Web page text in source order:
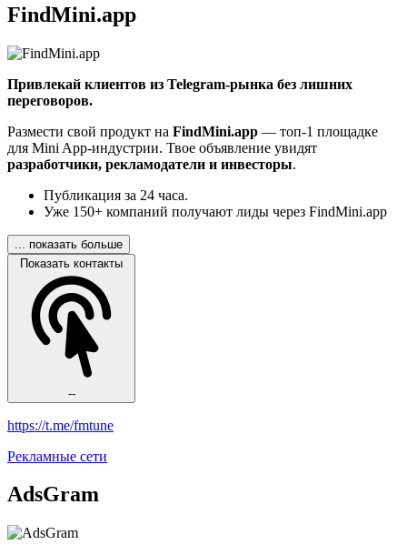
FindMini.app
Привлекай клиентов из Telegram-рынка без лишних
переговоров.
Размести свой продукт на FindMini.app — топ-1 площадке
для Mini App-индустрии. Твое объявление увидят
разработчики, рекламодатели и инвесторы.
Публикация за 24 часа.
Уже 150+ компаний получают лиды через FindMini.app
... показать больше
Показать контакты
--
https://t.me/fmtune
Рекламные сети
AdsGram